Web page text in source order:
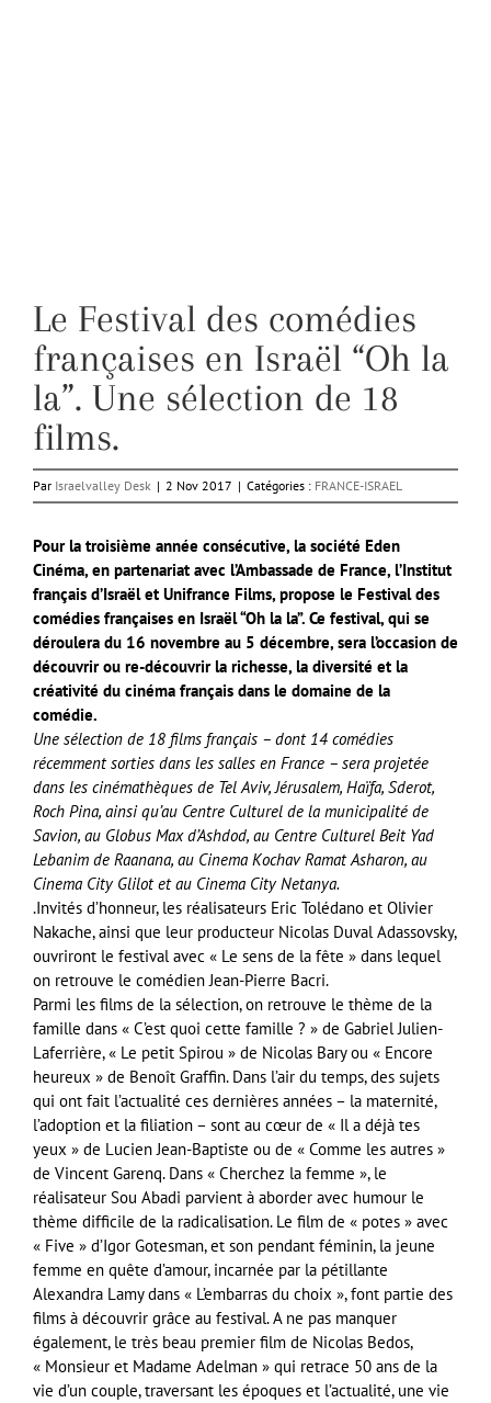
Le Festival des comédies
françaises en Israël “Oh la
la”. Une sélection de 18
films.
Par Israelvalley Desk | 2 Nov 2017 | Catégories : FRANCE-ISRAEL
Pour la troisième année consécutive, la société Eden
Cinéma, en partenariat avec l’Ambassade de France, l’Institut
français d’Israël et Unifrance Films, propose le Festival des
comédies françaises en Israël “Oh la la”. Ce festival, qui se
déroulera du 16 novembre au 5 décembre, sera l’occasion de
découvrir ou re-découvrir la richesse, la diversité et la
créativité du cinéma français dans le domaine de la
comédie.
Une sélection de 18 films français – dont 14 comédies
récemment sorties dans les salles en France – sera projetée
dans les cinémathèques de Tel Aviv, Jérusalem, Haïfa, Sderot,
Roch Pina, ainsi qu’au Centre Culturel de la municipalité de
Savion, au Globus Max d’Ashdod, au Centre Culturel Beit Yad
Lebanim de Raanana, au Cinema Kochav Ramat Asharon, au
Cinema City Glilot et au Cinema City Netanya.
.Invités d’honneur, les réalisateurs Eric Tolédano et Olivier
Nakache, ainsi que leur producteur Nicolas Duval Adassovsky,
ouvriront le festival avec « Le sens de la fête » dans lequel
on retrouve le comédien Jean-Pierre Bacri.
Parmi les films de la sélection, on retrouve le thème de la
famille dans « C’est quoi cette famille ? » de Gabriel Julien-
Laferrière, « Le petit Spirou » de Nicolas Bary ou « Encore
heureux » de Benoît Graffin. Dans l’air du temps, des sujets
qui ont fait l’actualité ces dernières années – la maternité,
l’adoption et la filiation – sont au cœur de « Il a déjà tes
yeux » de Lucien Jean-Baptiste ou de « Comme les autres »
de Vincent Garenq. Dans « Cherchez la femme », le
réalisateur Sou Abadi parvient à aborder avec humour le
thème difficile de la radicalisation. Le film de « potes » avec
« Five » d’Igor Gotesman, et son pendant féminin, la jeune
femme en quête d’amour, incarnée par la pétillante
Alexandra Lamy dans « L’embarras du choix », font partie des
films à découvrir grâce au festival. A ne pas manquer
également, le très beau premier film de Nicolas Bedos,
« Monsieur et Madame Adelman » qui retrace 50 ans de la
vie d’un couple, traversant les époques et l’actualité, une vie